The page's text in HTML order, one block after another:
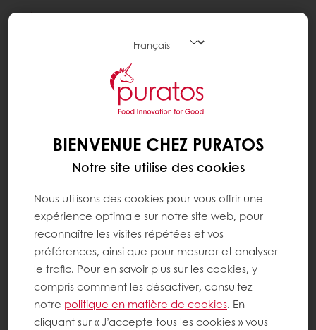
BIENVENUE CHEZ PURATOS
Notre site utilise des cookies
Nous utilisons des cookies pour vous offrir une
expérience optimale sur notre site web, pour
reconnaître les visites répétées et vos
préférences, ainsi que pour mesurer et analyser
le trafic. Pour en savoir plus sur les cookies, y
compris comment les désactiver, consultez
notre politique en matière de cookies. En
cliquant sur « J’accepte tous les cookies » vous